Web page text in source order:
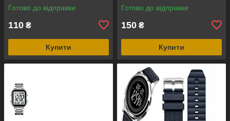
Готово до відправки
110 ₴
Купити
Готово до відправки
150 ₴
Купити